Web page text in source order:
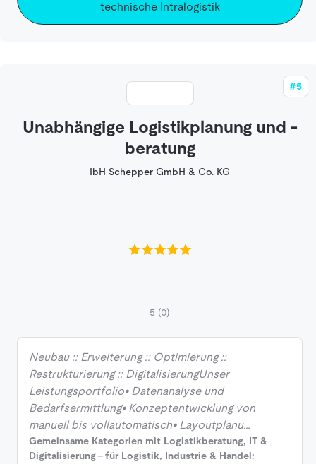
technische Intralogistik
#5
Unabhängige Logistikplanung und -
beratung
IbH Schepper GmbH & Co. KG
5 (0)
Neubau :: Erweiterung :: Optimierung ::
Restrukturierung :: DigitalisierungUnser
Leistungsportfolio• Datenanalyse und
Bedarfsermittlung• Konzeptentwicklung von
manuell bis vollautomatisch• Layoutplanu…
Gemeinsame Kategorien mit Logistikberatung, IT &
Digitalisierung - für Logistik, Industrie & Handel: